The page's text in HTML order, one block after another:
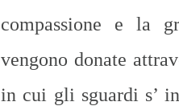
compassione e la
vengono donate
in cui gli sguardi s’